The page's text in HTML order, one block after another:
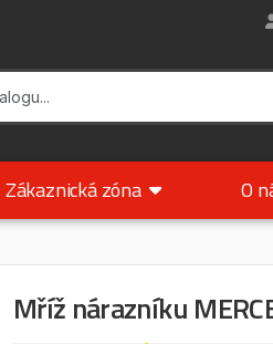
Zákaznická zóna O
Mříž nárazníku